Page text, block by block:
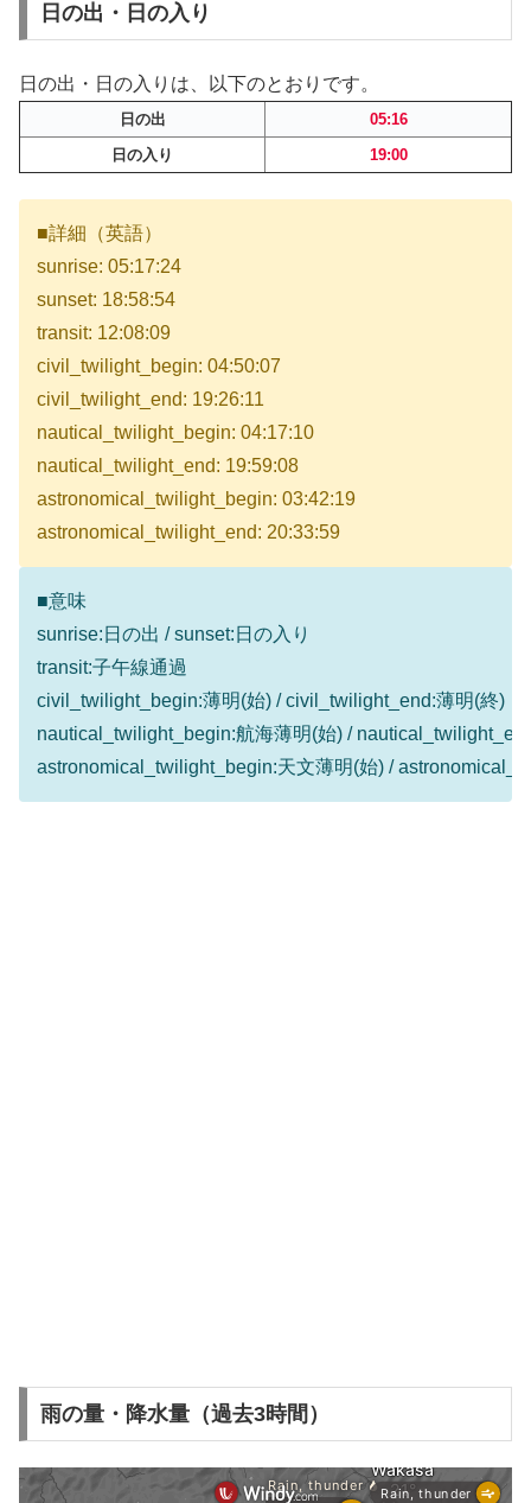
日の出・日の入り
日の出・日の入りは、以下のとおりです。
日の出
05:16
日の入り
19:00
■詳細（英語）
sunrise: 05:17:24
sunset: 18:58:54
transit: 12:08:09
civil_twilight_begin: 04:50:07
civil_twilight_end: 19:26:11
nautical_twilight_begin: 04:17:10
nautical_twilight_end: 19:59:08
astronomical_twilight_begin: 03:42:19
astronomical_twilight_end: 20:33:59
■意味
sunrise:日の出 / sunset:日の入り
transit:子午線通過
civil_twilight_begin:薄明(始) / civil_twilight_end:薄明(終)
nautical_twilight_begin:航海薄明(始) /
astronomical_twilight_begin:天文薄明(始) /
雨の量・降水量（過去3時間）